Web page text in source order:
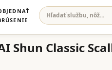
Shun Classic